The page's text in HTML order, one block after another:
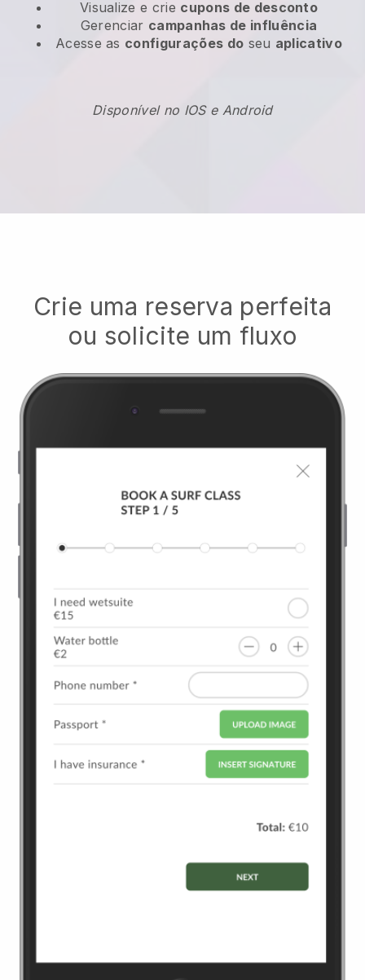
Visualize e crie cupons de desconto
Gerenciar campanhas de influência
Acesse as configurações do seu aplicativo
Disponível no IOS e Android
Crie uma reserva perfeita
ou solicite um fluxo